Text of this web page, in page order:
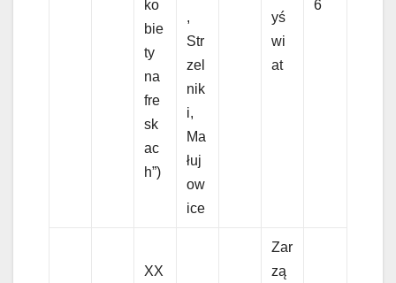
ko
bie
ty
na
fre
sk
ac
h”)
,
Str
zel
nik
i,
Ma
łuj
ow
ice
yś
wi
at
6
XX
Zar
zą